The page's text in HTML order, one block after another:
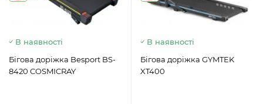
В наявності
Бігова доріжка Besport BS-
8420 COSMICRAY
В наявності
Бігова доріжка GYMTEK
XT400